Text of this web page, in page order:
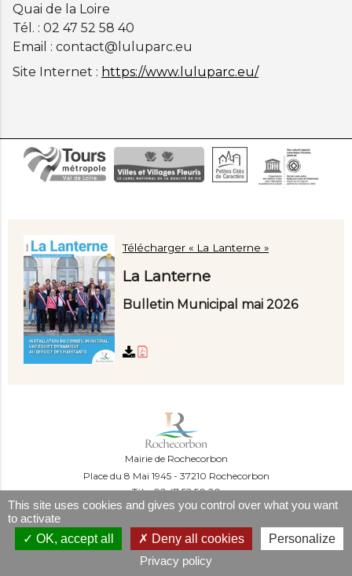
Quai de la Loire
Tél. : 02 47 52 58 40
Email : contact@luluparc.eu
Site Internet : https://www.luluparc.eu/
Télécharger « La Lanterne »
La Lanterne
Bulletin Municipal mai 2026
Mairie de Rochecorbon
Place du 8 Mai 1945
37210 Rochecorbon
Tél. : 02 47 52 50 20
Du lundi au mercredi :
Le jeudi :
09:00-12:00 et 13h30-18h30
Le vendredi : 09:00-12:00
This site uses cookies and gives you control over what you want
to activate
OK, accept all
Deny all cookies
Personalize
Privacy policy